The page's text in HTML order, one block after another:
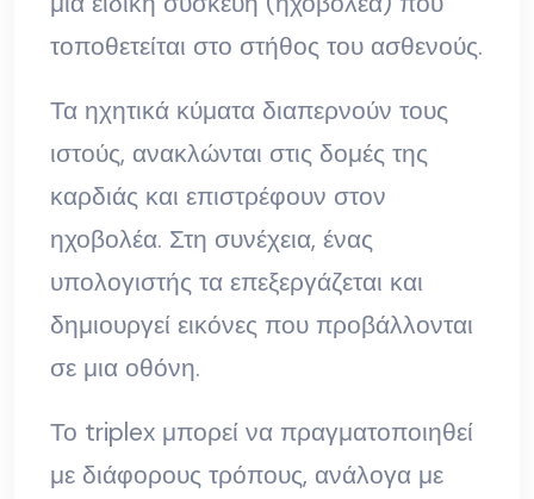
τοποθετείται στο στήθος του ασθενούς.
Τα ηχητικά κύματα διαπερνούν τους
ιστούς, ανακλώνται στις δομές της
καρδιάς και επιστρέφουν στον
ηχοβολέα. Στη συνέχεια, ένας
υπολογιστής τα επεξεργάζεται και
δημιουργεί εικόνες που προβάλλονται
σε μια οθόνη.
Το triplex μπορεί να πραγματοποιηθεί
με διάφορους τρόπους, ανάλογα με